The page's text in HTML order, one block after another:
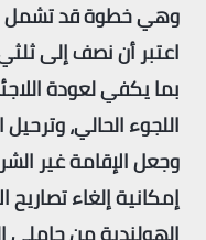
اعتبر أن نصف إلى
بما يكفي لعودة
اللجوء الحالي،
وجعل الإقامة غير
إمكانية إلغاء